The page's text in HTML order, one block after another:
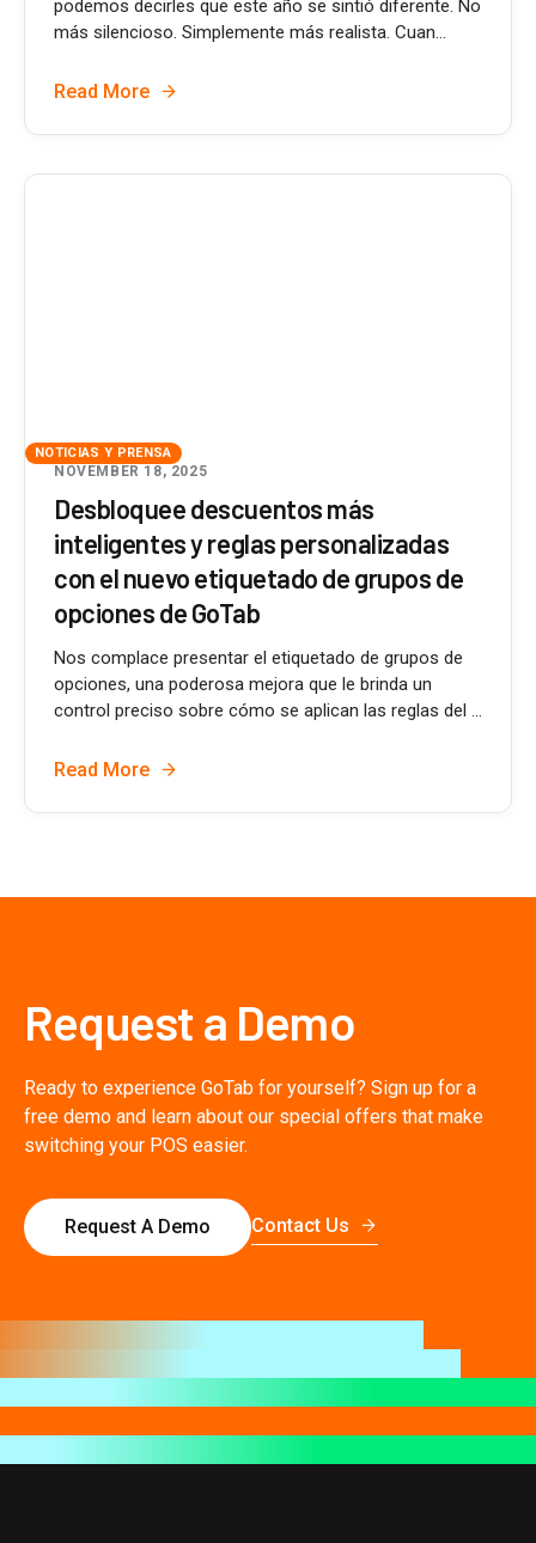
podemos decirles que este año se sintió diferente. No
más silencioso. Simplemente más realista. Cuan...
Read More
NOTICIAS Y PRENSA
NOVEMBER 18, 2025
Desbloquee descuentos más
inteligentes y reglas personalizadas
con el nuevo etiquetado de grupos de
opciones de GoTab
Nos complace presentar el etiquetado de grupos de
opciones, una poderosa mejora que le brinda un
control preciso sobre cómo se aplican las reglas del ...
Read More
Request a Demo
Ready to experience GoTab for yourself? Sign up for a
free demo and learn about our special offers that make
switching your POS easier.
Request A Demo Contact Us